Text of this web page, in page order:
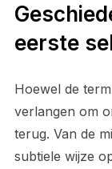
eerste
Hoewel de
verlangen om
terug. Van de
subtiele wijze